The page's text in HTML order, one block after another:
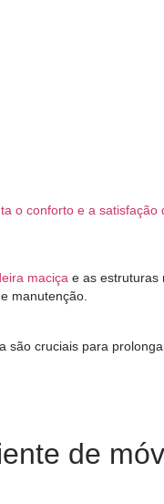
o conforto e a satisfação
maciça e as estruturas
manutenção.
são cruciais para
de